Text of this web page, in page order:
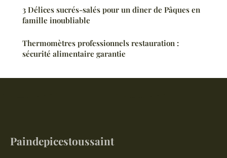
3 Délices sucrés-salés pour un dîner de Pâques en
famille inoubliable
Thermomètres professionnels restauration :
sécurité alimentaire garantie
Paindepicestoussaint